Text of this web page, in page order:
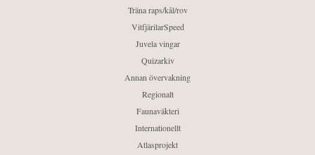
Träna raps/kål/rov
VitfjärilarSpeed
Juvela vingar
Quizarkiv
Annan övervakning
Regionalt
Faunaväkteri
Internationellt
Atlasprojekt